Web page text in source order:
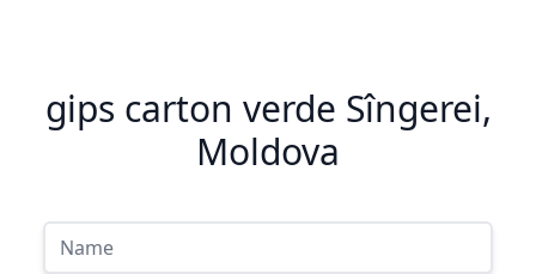
gips carton verde Sîngerei,
Moldova